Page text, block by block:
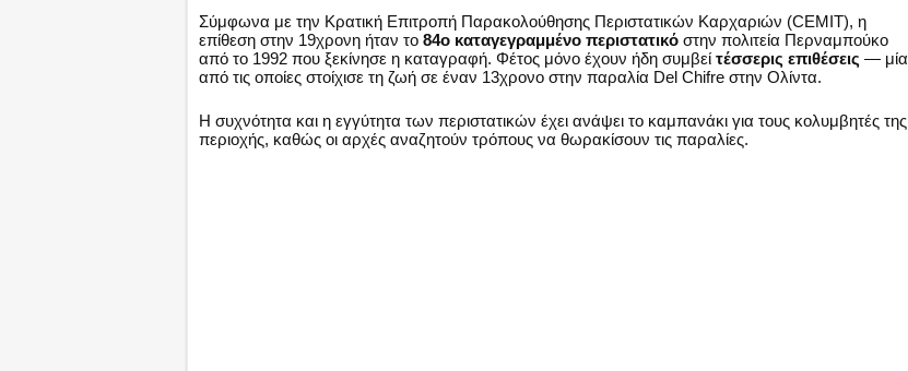
Σύμφωνα με την Κρατική Επιτροπή Παρακολούθησης Περιστατικών Καρχαριών (CEMIT), η
επίθεση στην 19χρονη ήταν το 84ο καταγεγραμμένο περιστατικό στην πολιτεία Περναμπούκο
από το 1992 που ξεκίνησε η καταγραφή. Φέτος μόνο έχουν ήδη συμβεί τέσσερις επιθέσεις — μία
από τις οποίες στοίχισε τη ζωή σε έναν 13χρονο στην παραλία Del Chifre στην Ολίντα.
Η συχνότητα και η εγγύτητα των περιστατικών έχει ανάψει το καμπανάκι για τους κολυμβητές της
περιοχής, καθώς οι αρχές αναζητούν τρόπους να θωρακίσουν τις παραλίες.